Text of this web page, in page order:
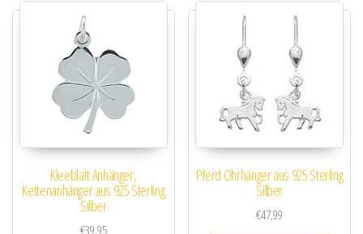
Kleeblatt Anhänger,
Kettenanhänger aus 925 Sterling
Silber
€39,95
Pferd Ohrhänger aus 925 Sterling
Silber
€47,99